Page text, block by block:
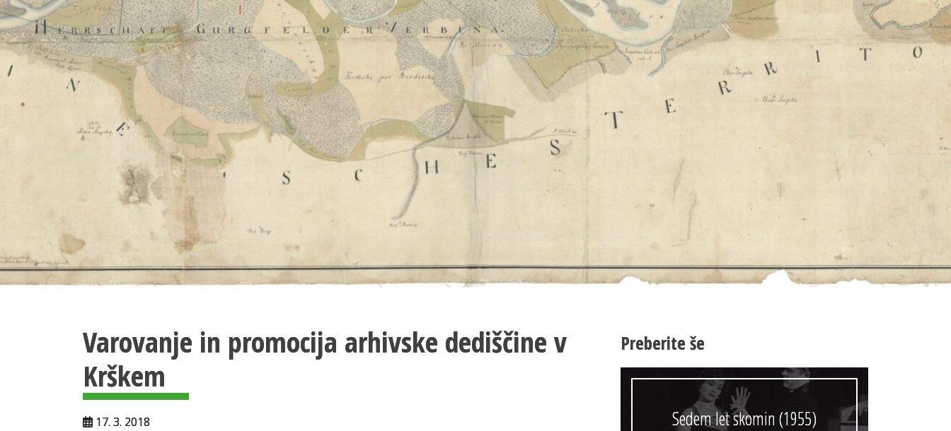
Vloga za čitalnico
Vodnik po fondih in zbirkah
VAČ – VIRTUALNA ARHIVSKA ČITALNICA
Za ustvarjalce
Strokovna usposabljanja za uslužbence
Register ustvarjalcev
Slovenski elektronski arhiv
Publikacije
Varovanje in promocija arhivske dediščine v
Krškem
17. 3. 2018
Preberite še
Sedem let skomin (1955)